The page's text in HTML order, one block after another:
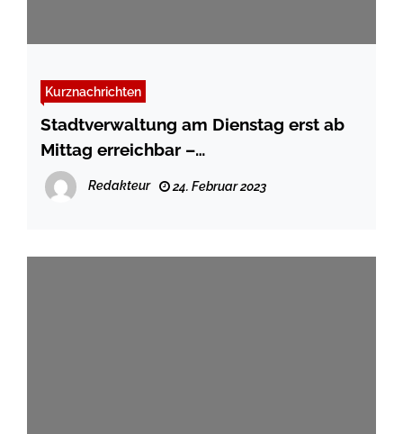
Kurznachrichten
Stadtverwaltung am Dienstag erst ab
Mittag erreichbar –
Personalversammlung im Flensburger
Rathaus
Redakteur 24. Februar 2023